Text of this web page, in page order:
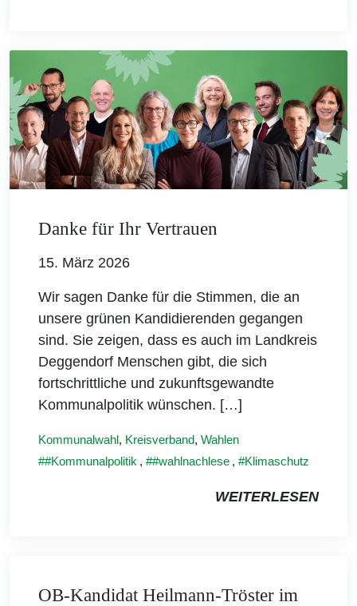
Danke für Ihr Vertrauen
15. März 2026
Wir sagen Danke für die Stimmen, die an
unsere grünen Kandidierenden gegangen
sind. Sie zeigen, dass es auch im Landkreis
Deggendorf Menschen gibt, die sich
fortschrittliche und zukunftsgewandte
Kommunalpolitik wünschen. […]
Kommunalwahl, Kreisverband, Wahlen
#Kommunalpolitik , #wahlnachlese , Klimaschutz
WEITERLESEN
OB-Kandidat Heilmann-Tröster im